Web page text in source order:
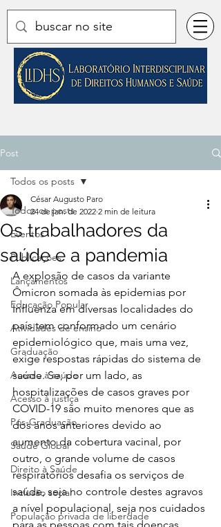
Post
Todos os posts
Eventos
Publicações
Lançamentos
Educação Popular
Atividades de ensino
Graduação
Acesso à saúde
Acesso à justiça
Pós-Graduação
Saúde Global
Direito à Saúde
Inclusão social
População privada de liberdade
Todos os posts
Os trabalhadores da
saúde e a pandemia
César Augusto Paro
24 de jan. de 2022 2 min de leitura
A explosão de casos da variante
Ômicron somada às epidemias por
Influenza em diversas localidades do
país tem conformado um cenário
epidemiológico que, mais uma vez,
exige respostas rápidas do sistema de
saúde. Se, por um lado, as
hospitalizações de casos graves por
COVID-19 são muito menores que as
dos anos anteriores devido ao
aumento da cobertura vacinal, por
outro, o grande volume de casos
respiratórios desafia os serviços de
saúde, seja no controle destes agravos
a nível populacional, seja nos cuidados